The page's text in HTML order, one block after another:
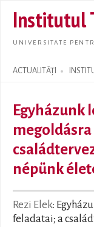
Institutul
UNIVERSITATE
ACTUALITĂȚI
Search form
Egyházunk
népünk
Rezi Elek:
feladatai; a